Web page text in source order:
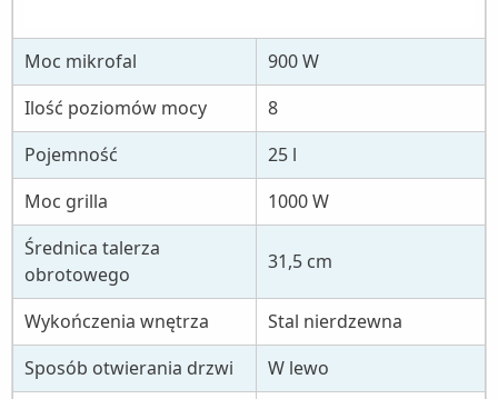
Moc mikrofal
900 W
Ilość poziomów mocy
8
Pojemność
25 l
Moc grilla
1000 W
Średnica talerza
obrotowego
31,5 cm
Wykończenia wnętrza
Stal nierdzewna
Sposób otwierania drzwi
W lewo